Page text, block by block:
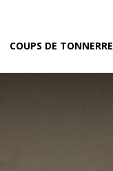
COUPS DE TONNERRE